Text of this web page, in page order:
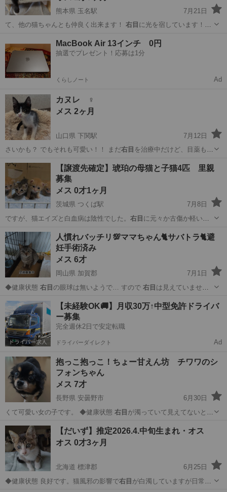
熊本県 玉名駅
7月21日
て、他の猫ちゃんとも仲良く出来ます！ 右目 に光を宿しています！見
玉名市 玉名駅 猫 ワクチン
MacBook Air 13インチ 0円
抽選でプレゼント！応募は1分
くらしノート Ad
カヌレ ♀
メス 2ヶ月
山口県 下関駅
7月12日
さいかも？ でもそれも可愛い！！ まだ右目 を治療中だけど、目薬も大
山口 下関市 下関駅 猫 右目
【譲渡先確定】琥珀の母猫と子猫4匹 里親
募集
メス 0才1ヶ月
茨城県 つくば駅
7月8日
ですが、猫エイズと白血病は陰性でした。 右目 に元々か古傷か軽い癒
茨城 つくば市 つくば駅 猫
人慣れバッチリ💯ママちゃん🐈サバトラ🐈避
妊手術済み
メス 6才
岡山県 加賀郡
7月1日
◆健康状態 右目 の眼球は無いようで… すので 右目 は見えていません
岡山 加賀郡 猫 右目
【未経験OK🚚】月収30万↑中型免許ドライバ
ー募集
完全週休2日で安定転職
ドライバーダイレクト Ad
抱っこ抱っこ！ちょー甘えん坊 チワワのシ
フォンちゃん
メス 7才
長野県 安曇野市
6月30日
くて可愛い女の子です。 ◆健康状態 右目 が濁っていて見えてないと思
長野 安曇野市 チワワ 抱っこ
【だいず】推定2026.4.中旬生まれ・オス
オス 0才3ヶ月
北海道 標津郡
6月25日
◆健康状態 良好です。猫風邪の影響で右目 が白濁していますが日常生